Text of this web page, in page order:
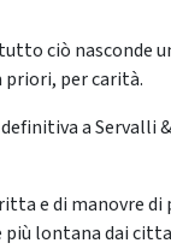
ciò nasconde
priori, per carità.
a Servalli
e di manovre
lontana dai